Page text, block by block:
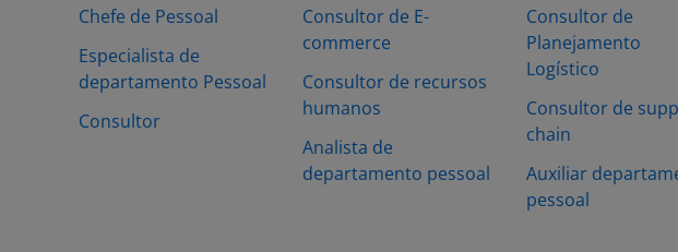
Chefe de Pessoal
Especialista de
departamento Pessoal
Consultor
Consultor de E-
commerce
Consultor de recursos
humanos
Analista de
departamento pessoal
Consultor de
Planejamento
Logístico
Consultor de
chain
Auxiliar
pessoal